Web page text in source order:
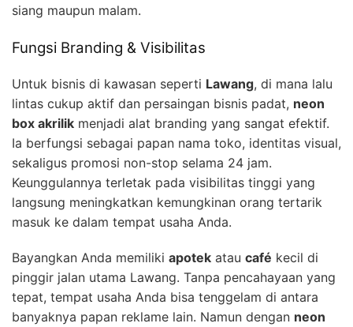
siang maupun malam.
Fungsi Branding & Visibilitas
Untuk bisnis di kawasan seperti Lawang, di mana lalu
lintas cukup aktif dan persaingan bisnis padat, neon
box akrilik menjadi alat branding yang sangat efektif.
Ia berfungsi sebagai papan nama toko, identitas visual,
sekaligus promosi non-stop selama 24 jam.
Keunggulannya terletak pada visibilitas tinggi yang
langsung meningkatkan kemungkinan orang tertarik
masuk ke dalam tempat usaha Anda.
Bayangkan Anda memiliki apotek atau café kecil di
pinggir jalan utama Lawang. Tanpa pencahayaan yang
tepat, tempat usaha Anda bisa tenggelam di antara
banyaknya papan reklame lain. Namun dengan neon